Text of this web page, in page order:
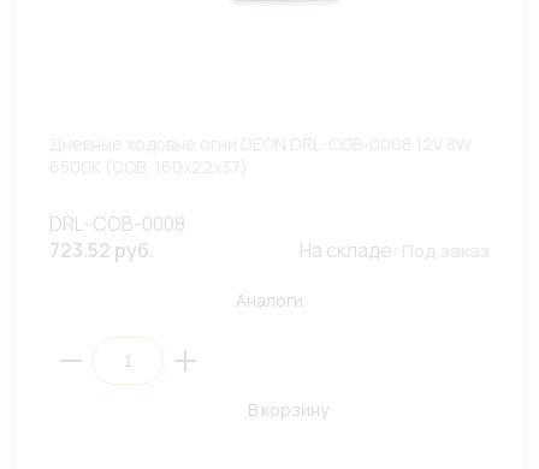
DRL-COB-0008
723.52 руб.
На складе:
Аналоги
В корзину